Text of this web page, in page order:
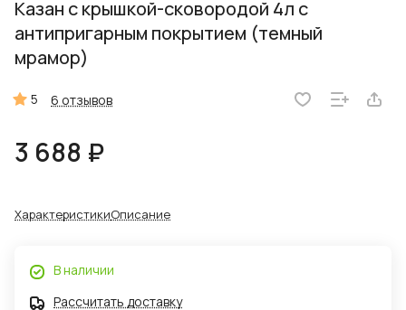
Казан с крышкой-сковородой 4л с
антипригарным покрытием (темный
мрамор)
5 6 отзывов
3 688 ₽
ХарактеристикиОписание
В наличии
Рассчитать доставку